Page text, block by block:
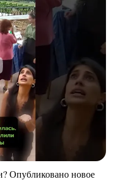
Опубликовано новое